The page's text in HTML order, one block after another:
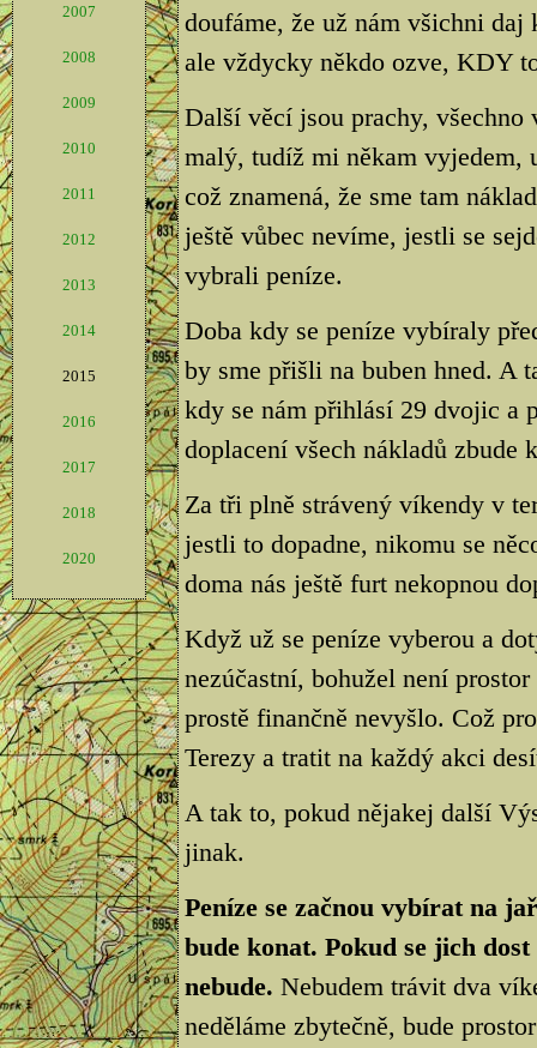
2007
2008
2009
2010
2011
2012
2013
2014
2015
2016
2017
2018
2020
doufáme, že už nám všichni daj
ale vždycky někdo ozve, KDY
Další věcí jsou prachy,
malý, tudíž mi někam vyjedem,
což znamená, že sme tam
ještě vůbec nevíme, jestli se
vybrali peníze.
Doba kdy se peníze vybíraly
by sme přišli na buben hned. A
kdy se nám přihlásí 29 dvojic a
doplacení všech nákladů zbude
Za tři plně strávený víkendy v
jestli to dopadne, nikomu se
doma nás ještě furt nekopnou
Když už se peníze vyberou a
nezúčastní, bohužel není
prostě finančně nevyšlo. Což
Terezy a tratit na každý akci
A tak to, pokud nějakej další
jinak.
Peníze se začnou vybírat na
bude konat. Pokud se jich
nebude. Nebudem trávit dva
neděláme zbytečně, bude